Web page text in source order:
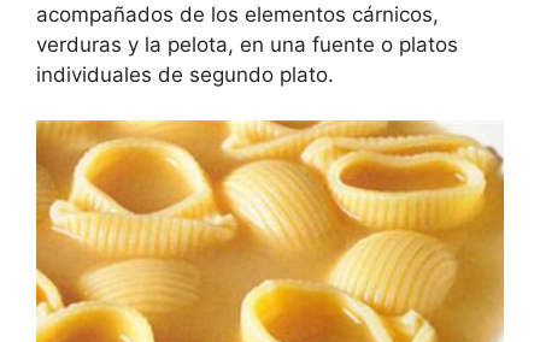
acompañados de los elementos cárnicos,
verduras y la pelota, en una fuente o platos
individuales de segundo plato.